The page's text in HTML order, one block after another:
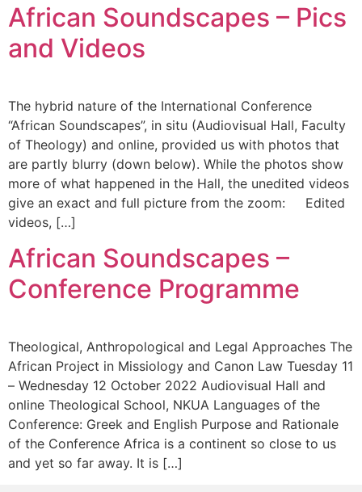
African Soundscapes – Pics
and Videos
The hybrid nature of the International Conference
“African Soundscapes”, in situ (Audiovisual Hall, Faculty
of Theology) and online, provided us with photos that
are partly blurry (down below). While the photos show
more of what happened in the Hall, the unedited videos
give an exact and full picture from the zoom: Edited
videos, […]
African Soundscapes –
Conference Programme
Theological, Anthropological and Legal Approaches The
African Project in Missiology and Canon Law Tuesday 11
– Wednesday 12 October 2022 Audiovisual Hall and
online Theological School, NKUA Languages of the
Conference: Greek and English Purpose and Rationale
of the Conference Africa is a continent so close to us
and yet so far away. It is […]